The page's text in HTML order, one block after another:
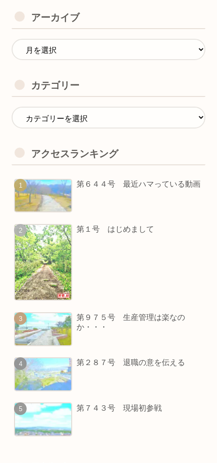
アーカイブ
カテゴリー
アクセスランキング
第６４４号 最近ハマっている動画
第１号 はじめまして
第９７５号 生産管理は楽なの
か・・・
第２８７号 退職の意を伝える
第７４３号 現場初参戦